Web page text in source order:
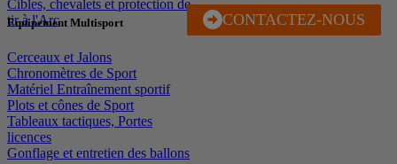
J'EN PROFITE
CONTACTEZ-NOUS
Cibles, chevalets et protection de
tir à l'Arc
Equipement Multisport
Cerceaux et Jalons
Chronomètres de Sport
Matériel Entraînement sportif
Plots et cônes de Sport
Tableaux tactiques, Portes
licences
Gonflage et entretien des ballons